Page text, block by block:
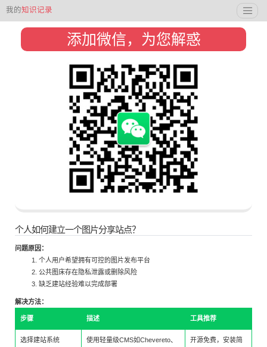
我的知识记录
添加微信，为您解惑
个人如何建立一个图片分享站点？
问题原因：
个人用户希望拥有可控的图片发布平台
公共图床存在隐私泄露或删除风险
缺乏建站经验难以完成部署
解决方法：
步骤 描述 工具推荐
选择建站系统
使用轻量级CMS如Chevereto、
开源免费，安装简